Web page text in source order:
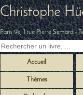
Christophe
Paris 9e, 1 rue Pierre Semard-
Accueil
Thèmes